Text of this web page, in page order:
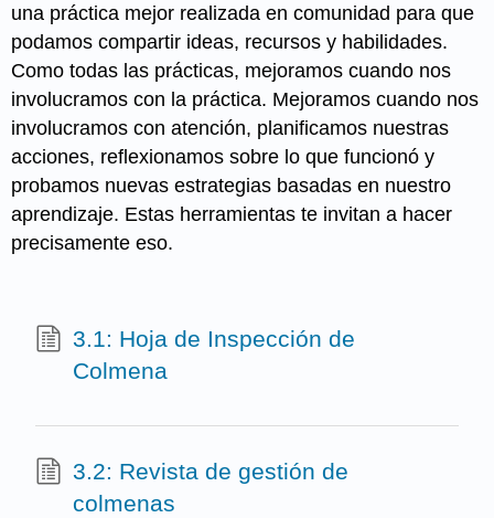
una práctica mejor realizada en comunidad para que
podamos compartir ideas, recursos y habilidades.
Como todas las prácticas, mejoramos cuando nos
involucramos con la práctica. Mejoramos cuando nos
involucramos con atención, planificamos nuestras
acciones, reflexionamos sobre lo que funcionó y
probamos nuevas estrategias basadas en nuestro
aprendizaje. Estas herramientas te invitan a hacer
precisamente eso.
3.1: Hoja de Inspección de
Colmena
3.2: Revista de gestión de
colmenas